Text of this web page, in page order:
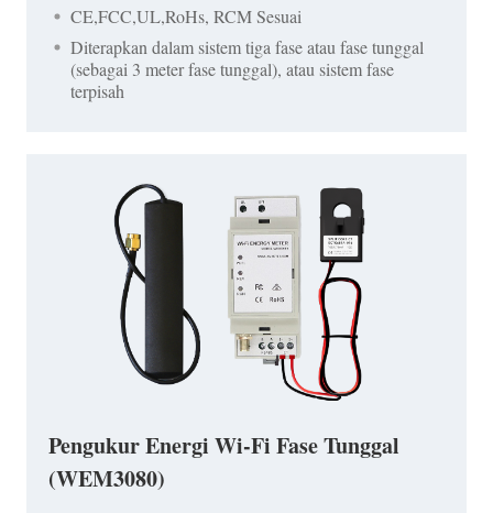
CE,FCC,UL,RoHs, RCM Sesuai
Diterapkan dalam sistem tiga fase atau fase tunggal
(sebagai 3 meter fase tunggal), atau sistem fase
terpisah
Pengukur Energi Wi-Fi Fase Tunggal
(WEM3080)